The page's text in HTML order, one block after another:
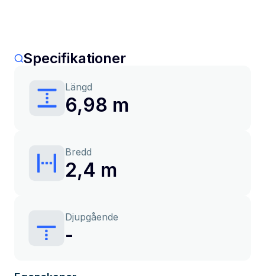
Specifikationer
Längd
6,98 m
Bredd
2,4 m
Djupgående
-